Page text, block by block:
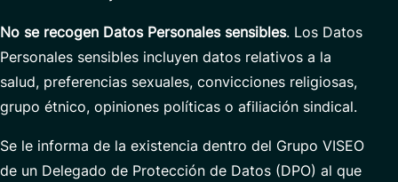
No se recogen Datos Personales sensibles. Los Datos
Personales sensibles incluyen datos relativos a la
salud, preferencias sexuales, convicciones religiosas,
grupo étnico, opiniones políticas o afiliación sindical.
Se le informa de la existencia dentro del Grupo VISEO
de un Delegado de Protección de Datos (DPO) al que